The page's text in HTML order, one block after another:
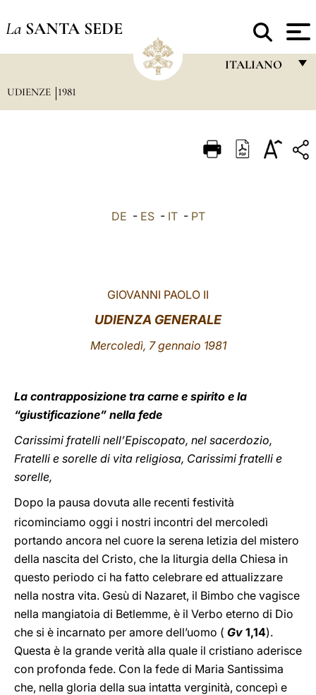
La SANTA SEDE
ITALIANO
ITALIANO
LATINE
UDIENZE 1981
DE - ES- IT- PT
GIOVANNI PAOLO II
UDIENZA GENERALE
Mercoledì, 7 gennaio 1981
La contrapposizione tra carne e spirito e la
“giustificazione” nella fede
Carissimi fratelli nell’Episcopato, nel sacerdozio,
Fratelli e sorelle di vita religiosa, Carissimi fratelli e
sorelle,
Dopo la pausa dovuta alle recenti festività
ricominciamo oggi i nostri incontri del mercoledì
portando ancora nel cuore la serena letizia del mistero
della nascita del Cristo, che la liturgia della Chiesa in
questo periodo ci ha fatto celebrare ed attualizzare
nella nostra vita. Gesù di Nazaret, il Bimbo che vagisce
nella mangiatoia di Betlemme, è il Verbo eterno di Dio
che si è incarnato per amore dell’uomo ( Gv 1,14).
Questa è la grande verità alla quale il cristiano aderisce
con profonda fede. Con la fede di Maria Santissima
che, nella gloria della sua intatta verginità, concepì e